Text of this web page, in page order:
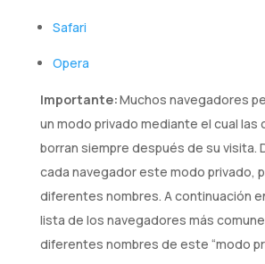
Safari
Opera
Importante:Muchos navegadores
un modo privado mediante el cual las
borran siempre después de su visita.
cada navegador este modo privado,
diferentes nombres. A continuación
lista de los navegadores más
diferentes nombres de este “modo